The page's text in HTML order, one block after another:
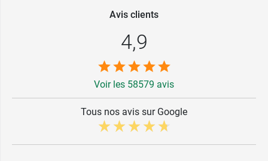
Avis clients
4,9
Voir les 58579 avis
Tous nos avis sur Google